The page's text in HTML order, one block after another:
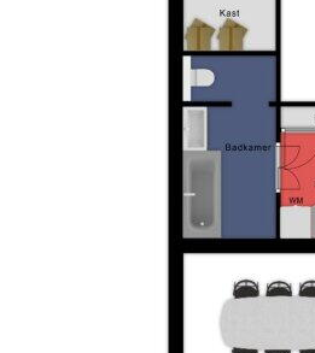
bovendien de toegang tot de
IN DE WOONKAMER
Wanneer je de woonkamer
hoe royaal en diep de woning
een speelse L-vorm waardoor
verschillende leefzones kunt
ruimte voor een gezellige
en bijvoorbeeld een werkplek
kinderen. Op de vloer ligt een
vloer die warmte en karakter
gestucte wanden zorgen voor
uitstraling. De lichtinval is
grote raampartij aan de
draaikiepramen en de erker